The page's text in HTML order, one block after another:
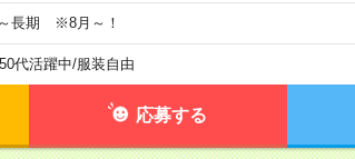
長期 ※8月～！
代活躍中/服装自由
応募する